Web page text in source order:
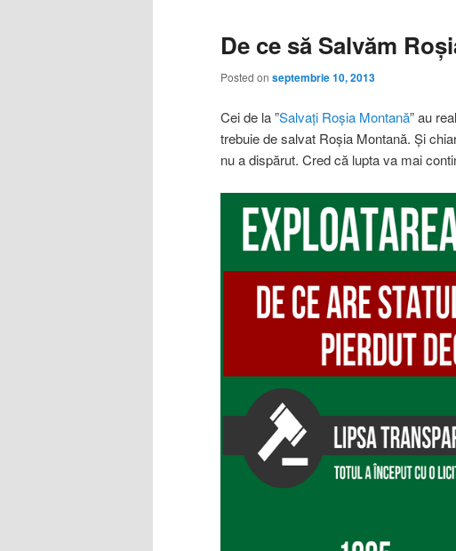
De ce să Salvăm
Posted on septembrie 10, 2013
Cei de la ”Salvați Roșia Montană” au
trebuie de salvat Roșia Montană. Și
nu a dispărut. Cred că lupta va mai